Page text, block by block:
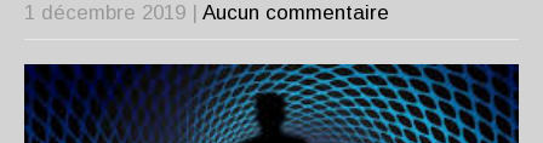
1 décembre 2019 Aucun commentaire